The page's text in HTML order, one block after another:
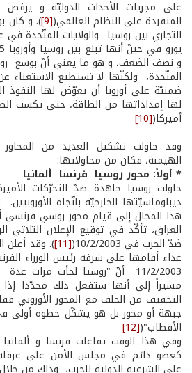
على مجريات الأحداث الدوليّة و يرفض
المنفردة على النظام العالمي([9] ). و كان
و نصف الضعف، و هو ما يعني أنّ بوسع
المتّحدة، ولكنّها لا تستطيع الاستغناء
ضمنيّة على أوروبا أن يعوّض لها النفوذ
لها إمداداتها من الطاقة، حتى يكسب
أميركا([10]
وقد حاولت تشكيل العديد من
الهيمنة، فكان من محاولاتها:
* أولاً: محور روسيا ­ فرنسا ­ ألمانيا
حاولت روسيا جاهدة صدّ التحرّكات
ديبلوماسيّتها الخارجيّة باتّجاه
هذا المجال إلى قيام محور روسي­
العراق، تأكّد في توقيع الإعلان الثلاثي
ضدّ الحرب في 10/2/2003( [11] ). وقد أعلن
غداء أقامها على شرفه رئيس الوزراء
11/2/2003 أنّ "روسيا لجأت
مشيراً إلى أنها ستفعل ذلك مجدّدا إذا
التخفيف من الحلف مع المحور الأوروبي
جبهة أو محور بل هو يشكّل خطوة أولى
الأقطاب"([12]
وفي هذا الوقت تفاعلت فرنسا و
كعضو دائم في مجلس الأمن على عرقلة
على الشرعية الدولية للحرب، وذلك من